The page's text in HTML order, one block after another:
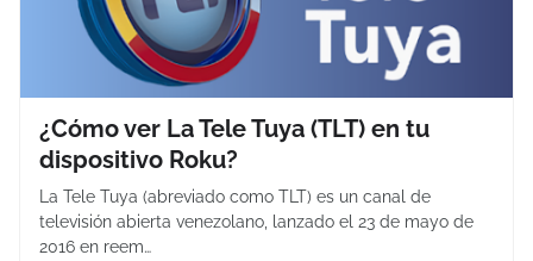
¿Cómo ver La Tele Tuya (TLT) en tu
dispositivo Roku?
La Tele Tuya (abreviado como TLT) es un canal de
televisión abierta venezolano, lanzado el 23 de mayo de
2016 en reem…